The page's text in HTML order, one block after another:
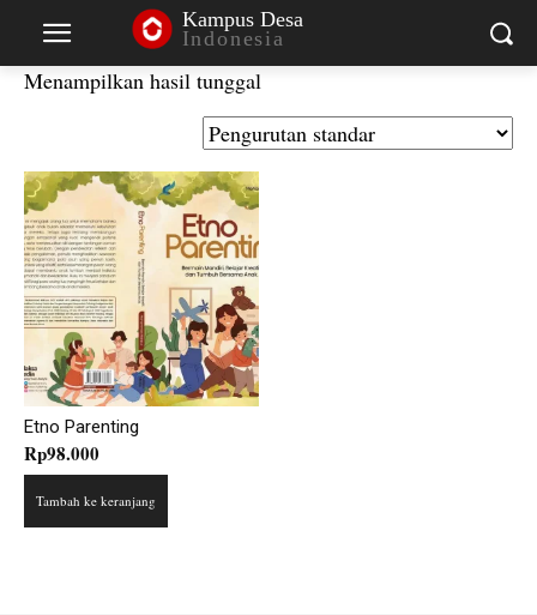
Kampus Desa
Indonesia
Menampilkan hasil tunggal
Etno Parenting
Rp98.000
Tambah ke keranjang